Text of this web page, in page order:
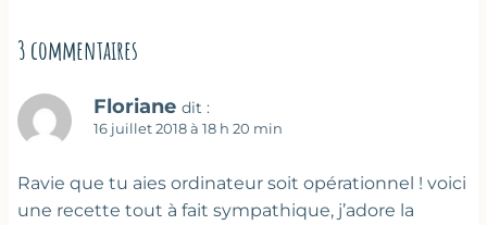
3 commentaires
Floriane dit :
16 juillet 2018 à 18 h 20 min
Ravie que tu aies ordinateur soit opérationnel ! voici
une recette tout à fait sympathique, j’adore la